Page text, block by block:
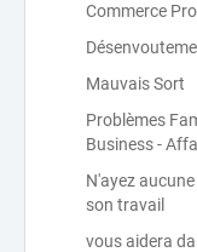
Commerce
Mauvais Sort
Problèmes
Business -
N'ayez
son travail
vous aidera